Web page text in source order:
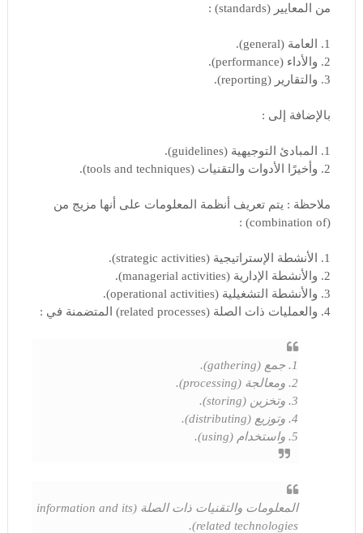
من المعايير (standards) :
1. العامة (general).
2. والأداء (performance).
3. والتقارير (reporting).
بالإضافة إلى :
1. المبادئ التوجيهية (guidelines).
2. وأخيرًا الأدوات والتقنيات (tools and techniques).
ملاحظة : يتم تعريف أنظمة المعلومات على أنها مزيج من
(combination of) :
1. الأنشطة الإستراتيجية (strategic activities).
2. والأنشطة الإدارية (managerial activities).
3. والأنشطة التشغيلية (operational activities).
4. والعمليات ذات الصلة (related processes) المتضمنة في :
1. جمع (gathering).
2. ومعالجة (processing).
3. وتخزين (storing).
4. وتوزيع (distributing).
5. واستخدام (using).
المعلومات والتقنيات ذات الصلة (information and its
related technologies).